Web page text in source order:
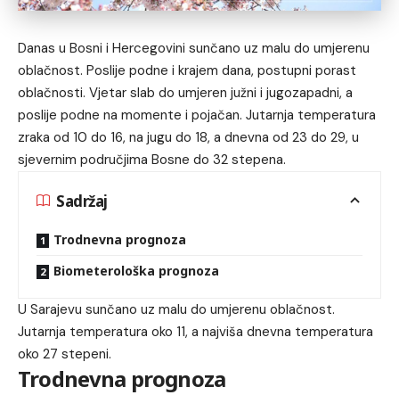
Danas u Bosni i Hercegovini sunčano uz malu do umjerenu
oblačnost. Poslije podne i krajem dana, postupni porast
oblačnosti. Vjetar slab do umjeren južni i jugozapadni, a
poslije podne na momente i pojačan. Jutarnja temperatura
zraka od 10 do 16, na jugu do 18, a dnevna od 23 do 29, u
sjevernim područjima Bosne do 32 stepena.
Sadržaj
Trodnevna prognoza
Biometerološka prognoza
U Sarajevu sunčano uz malu do umjerenu oblačnost.
Jutarnja temperatura oko 11, a najviša dnevna temperatura
oko 27 stepeni.
Trodnevna prognoza